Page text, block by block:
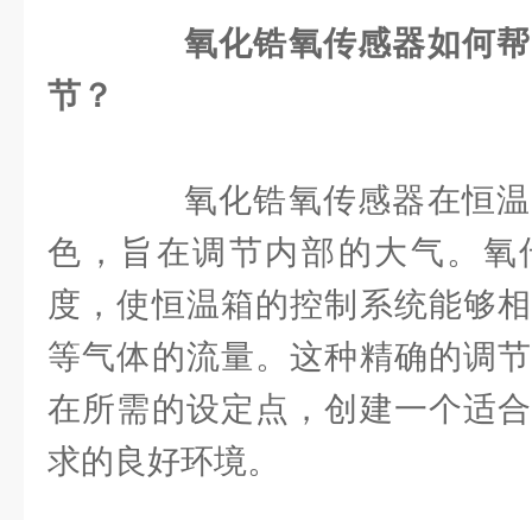
氧化锆氧传感器如何
节？
氧化锆氧传感器在恒温
色，旨在调节内部的大气。氧
度，使恒温箱的控制系统能够
等气体的流量。这种精确的调
在所需的设定点，创建一个适
求的良好环境。